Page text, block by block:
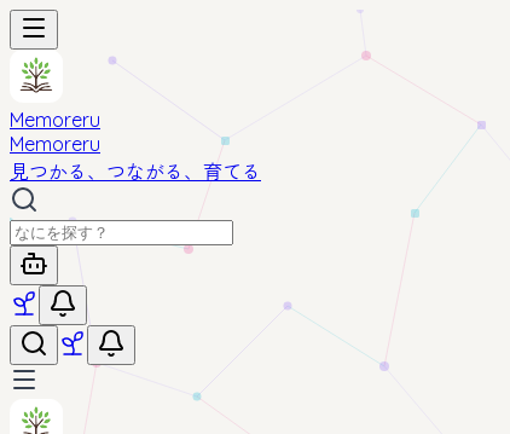
Memoreru
Memoreru
見つかる、つながる、育てる